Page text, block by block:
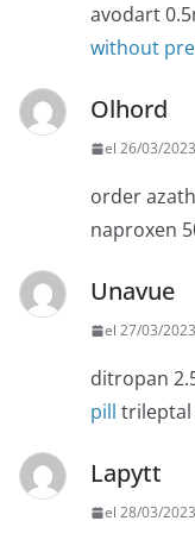
avodart
without
Olhord
el 26/03/
order
naproxen
Unavue
el 27/03/
ditropan
pill trileptal
Lapytt
el 28/03/